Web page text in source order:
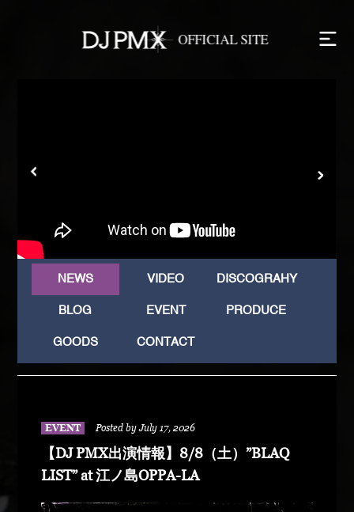
NEWS VIDEO DISCOGRAHY
BLOG EVENT PRODUCE
GOODS CONTACT
EVENT Posted by July 17, 2026
【DJ PMX出演情報】8/8（土）”BLAQ
LIST” at 江ノ島OPPA-LA